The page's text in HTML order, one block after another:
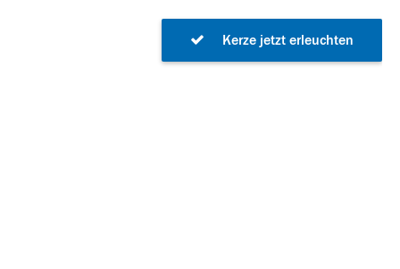
Kerze jetzt erleuchten